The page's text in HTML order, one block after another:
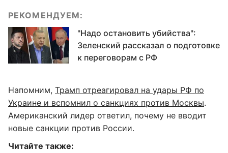
РЕКОМЕНДУЕМ:
"Надо остановить убийства":
Зеленский рассказал о подготовке
к переговорам с РФ
Напомним, Трамп отреагировал на удары РФ по
Украине и вспомнил о санкциях против Москвы.
Американский лидер ответил, почему не вводит
новые санкции против России.
Читайте также: